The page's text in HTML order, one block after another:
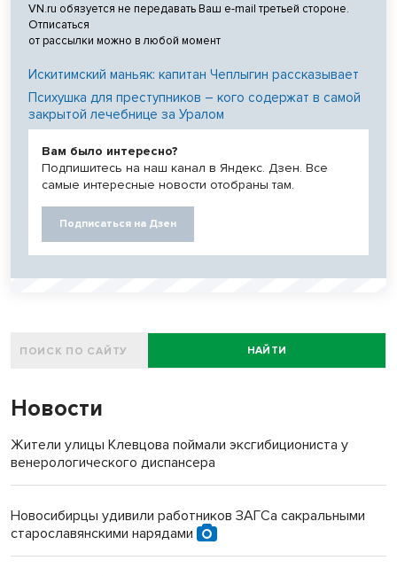
VN.ru обязуется не передавать Ваш e-mail третьей стороне.
Отписаться
от рассылки можно в любой момент
Искитимский маньяк: капитан Чеплыгин рассказывает
Психушка для преступников – кого содержат в самой
закрытой лечебнице за Уралом
Вам было интересно?
Подпишитесь на наш канал в Яндекс. Дзен. Все
самые интересные новости отобраны там.
Подписаться на Дзен
НАЙТИ
Новости
Жители улицы Клевцова поймали эксгибициониста у
венерологического диспансера
Новосибирцы удивили работников ЗАГСа сакральными
старославянскими нарядами